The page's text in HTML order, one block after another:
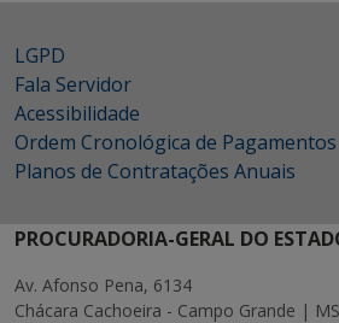
LGPD
Fala Servidor
Acessibilidade
Ordem Cronológica de Pagamentos
Planos de Contratações Anuais
PROCURADORIA-GERAL DO
Av. Afonso Pena, 6134
Chácara Cachoeira - Campo Grande | MS